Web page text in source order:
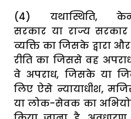
(4) यथास्थिति,
सरकार या राज्य
व्यक्ति का जिसके द्वारा
रीति का जिससे वह
वे अपराध, जिसके या
लिए ऐसे न्यायाधीश,
या लोक-सेवक का